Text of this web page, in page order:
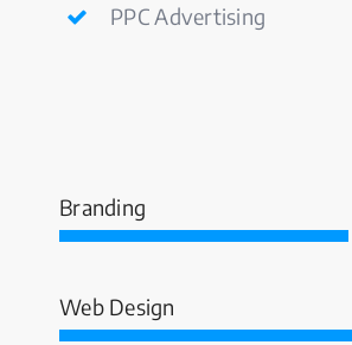
PPC Advertising
Branding
Web Design